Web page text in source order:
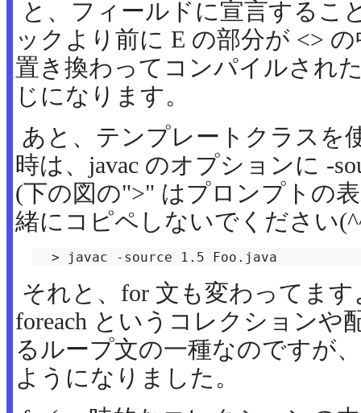
と、フィールドに宣言するこ
ックより前に E の部分が <>
置き換わってコンパイルされ
じになります。
あと、テンプレートクラスを
時は、javac のオプションに -
(下の図の">" はプロンプトの
緒にコピペしないでください
> javac -source 1.5 Foo.java
それと、for 文も変わってます
foreach というコレクションや
るループ文の一種なのですが
ようになりました。